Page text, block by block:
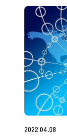
2022.04.08